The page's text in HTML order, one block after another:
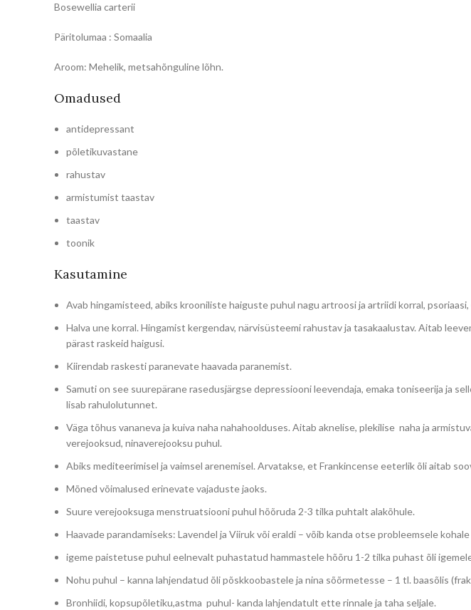
Bosewellia carterii
Päritolumaa : Somaalia
Aroom: Mehelik, metsahõnguline lõhn.
Omadused
antidepressant
põletikuvastane
rahustav
armistumist taastav
taastav
toonik
Kasutamine
Avab hingamisteed, abiks krooniliste haiguste puhul nagu artroosi ja artriidi korral,
Halva une korral. Hingamist kergendav, närvisüsteemi rahustav ja tasakaalustav. Aitab
pärast raskeid haigusi.
Kiirendab raskesti paranevate haavada paranemist.
Samuti on see suurepärane rasedusjärgse depressiooni leevendaja, emaka toniseerija ja
lisab rahulolutunnet.
Väga tõhus vananeva ja kuiva naha nahahoolduses. Aitab aknelise, plekilise naha ja
verejooksud, ninaverejooksu puhul.
Abiks mediteerimisel ja vaimsel arenemisel. Arvatakse, et Frankincense eeterlik õli aitab
Mõned võimalused erinevate vajaduste jaoks.
Suure verejooksuga menstruatsiooni puhul hõõruda 2-3 tilka puhtalt alakõhule.
Haavade parandamiseks: Lavendel ja Viiruk või eraldi – võib kanda otse probleemsele kohale
igeme paistetuse puhul eelnevalt puhastatud hammastele hõõru 1-2 tilka puhast õli
Nohu puhul – kanna lahjendatud õli põskkoobastele ja nina sõõrmetesse – 1 tl. baasõlis
Bronhiidi, kopsupõletiku,astma puhul- kanda lahjendatult ette rinnale ja taha seljale.